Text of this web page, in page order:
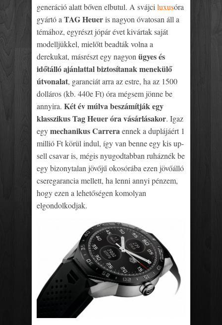
generáció alatt bőven elbutul. A svájci luxusóra
gyártó a TAG Heueris nagyon óvatosan áll a
témához, egyrészt jópár évet kivártak saját
modelljükkel, mielőtt beadták volna a
derekukat, másrészt egy nagyon ügyes és
időtálló ajánlattal biztosítanak menekülő
útvonalat, garanciát arra az estre, ha az 1500
dolláros (kb. 440e Ft) óra mégsem jönne be
annyira. Két év múlva beszámítják egy
klasszikus Tag Heuer óra vásárlásakor. Igaz
egymechanikus Carreraennek a duplájáért 1
millió Ft körül indul, így van benne egy kis up-
sell csavar is, mégis nyugodtabban ruháznék be
egy bizonytalan jövőjű okosórába ezen jövőálló
cseregarancia mellett, ha lenni annyi pénzem,
hogy ezen a lehetőségen komolyan
elgondolkodjak.